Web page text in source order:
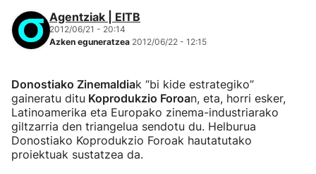
Agentziak | EITB
2012/06/21 - 20:14
Azken eguneratzea 2012/06/22 - 12:15
Donostiako Zinemaldiak “bi kide estrategiko”
gaineratu ditu Koprodukzio Foroan, eta, horri esker,
Latinoamerika eta Europako zinema-industriarako
giltzarria den triangelua sendotu du. Helburua
Donostiako Koprodukzio Foroak hautatutako
proiektuak sustatzea da.